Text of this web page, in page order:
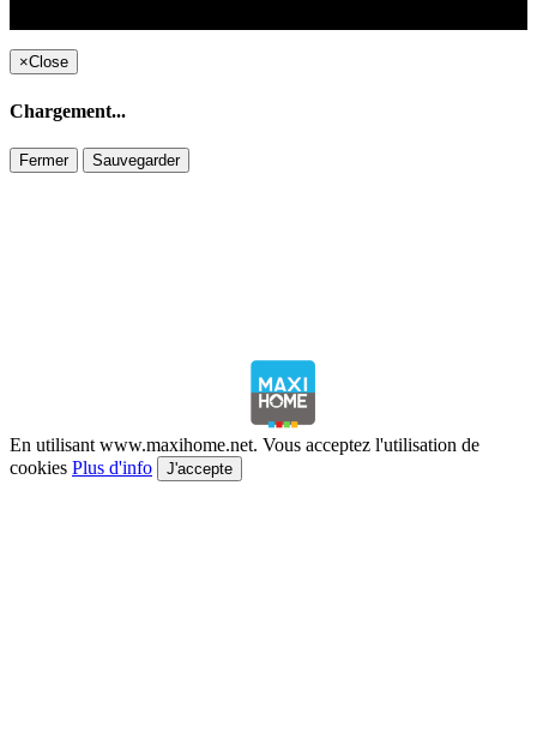
×Close
Chargement...
Fermer Sauvegarder
En utilisant www.maxihome.net. Vous acceptez l'utilisation de
cookies Plus d'info J'accepte